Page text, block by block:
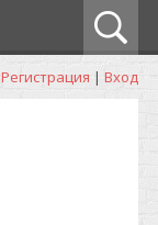
Регистрация | Вход